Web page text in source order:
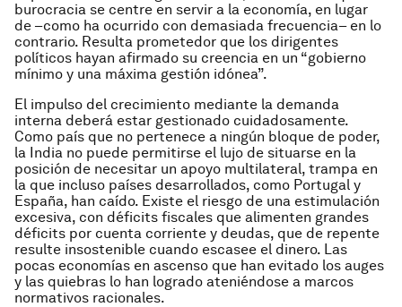
burocracia se centre en servir a la economía, en lugar
de –como ha ocurrido con demasiada frecuencia– en lo
contrario. Resulta prometedor que los dirigentes
políticos hayan afirmado su creencia en un “gobierno
mínimo y una máxima gestión idónea”.
El impulso del crecimiento mediante la demanda
interna deberá estar gestionado cuidadosamente.
Como país que no pertenece a ningún bloque de poder,
la India no puede permitirse el lujo de situarse en la
posición de necesitar un apoyo multilateral, trampa en
la que incluso países desarrollados, como Portugal y
España, han caído. Existe el riesgo de una estimulación
excesiva, con déficits fiscales que alimenten grandes
déficits por cuenta corriente y deudas, que de repente
resulte insostenible cuando escasee el dinero. Las
pocas economías en ascenso que han evitado los auges
y las quiebras lo han logrado ateniéndose a marcos
normativos racionales.